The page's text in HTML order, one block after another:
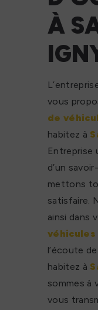
À
vous
de
habitez à
Entreprise
d’un
mettons
satisfaire.
ainsi dans
véhicules
l’écoute
habitez à
sommes à
vous